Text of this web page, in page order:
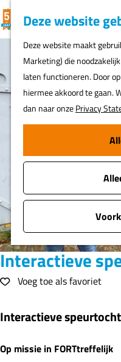
Deze website
Deze website maakt
Marketing) die
laten functioneren. Door
hiermee akkoord te gaan.
dan naar onzePrivacy
G
n
a
m
e
p
a
g
e
K
a
a
r
t
Interactieve
Voeg toe als favoriet
Interactieve
Op missie in FORTtreffelijk